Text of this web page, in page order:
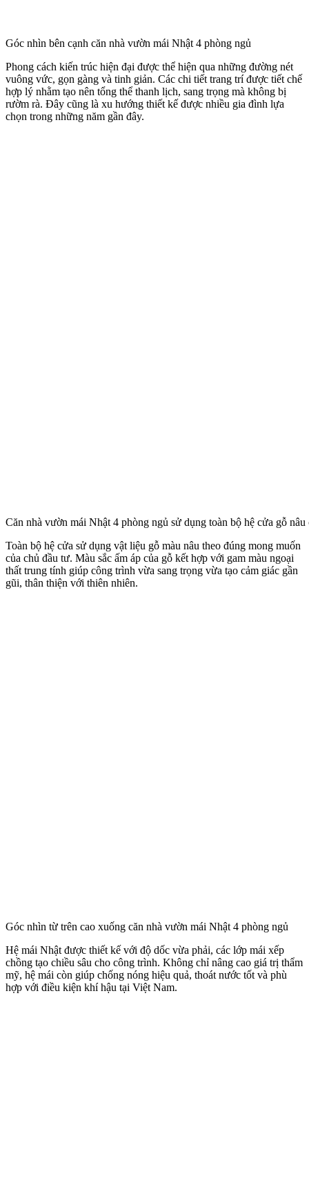
Góc nhìn bên cạnh căn nhà vườn mái Nhật 4 phòng ngủ
Phong cách kiến trúc hiện đại được thể hiện qua những đường nét
vuông vức, gọn gàng và tinh giản. Các chi tiết trang trí được tiết chế
hợp lý nhằm tạo nên tổng thể thanh lịch, sang trọng mà không bị
rườm rà. Đây cũng là xu hướng thiết kế được nhiều gia đình lựa
chọn trong những năm gần đây.
Căn nhà vườn mái Nhật 4 phòng ngủ sử dụng toàn bộ hệ cửa gỗ
Toàn bộ hệ cửa sử dụng vật liệu gỗ màu nâu theo đúng mong muốn
của chủ đầu tư. Màu sắc ấm áp của gỗ kết hợp với gam màu ngoại
thất trung tính giúp công trình vừa sang trọng vừa tạo cảm giác gần
gũi, thân thiện với thiên nhiên.
Góc nhìn từ trên cao xuống căn nhà vườn mái Nhật 4 phòng ngủ
Hệ mái Nhật được thiết kế với độ dốc vừa phải, các lớp mái xếp
chồng tạo chiều sâu cho công trình. Không chỉ nâng cao giá trị thẩm
mỹ, hệ mái còn giúp chống nóng hiệu quả, thoát nước tốt và phù
hợp với điều kiện khí hậu tại Việt Nam.